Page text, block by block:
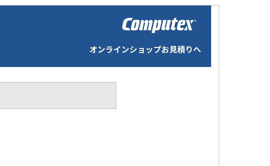
オンラインショップお見積りへ